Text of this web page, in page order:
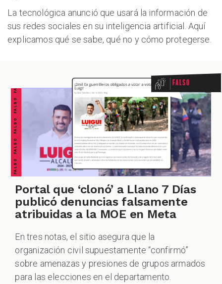
La tecnológica anunció que usará la información de
sus redes sociales en su inteligencia artificial. Aquí
explicamos qué se sabe, qué no y cómo protegerse.
FALSO FALSO FALSO FALSO FALSO FALSO FALSO Falso
Portal que ‘clonó’ a Llano 7 Días
publicó denuncias falsamente
atribuidas a la MOE en Meta
En tres notas, el sitio asegura que la
organización civil supuestamente “confirmó”
sobre amenazas y presiones de grupos armados
para las elecciones en el departamento.